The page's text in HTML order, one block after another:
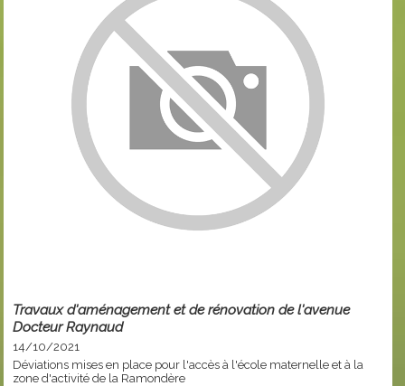
Travaux d'aménagement et de rénovation de l'avenue
Docteur Raynaud
14/10/2021
Déviations mises en place pour l'accès à l'école maternelle et à la
zone d'activité de la Ramondère